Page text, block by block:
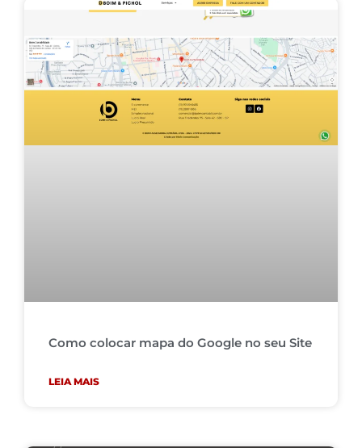
Como colocar mapa do Google no seu Site
LEIA MAIS